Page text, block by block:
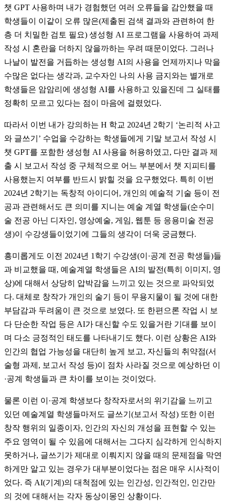
챗 GPT 사용하며 내가 경험했던 여러 오류들을 감안했을 때
학생들이 이같이 오류 많은(제출된 검색 결과와 관련하여 한
층 더 치밀한 검토 필요) 생성형 AI 프로그램을 사용하여 과제
작성 시 혼란을 더하지 않을까하는 우려 때문이었다. 그러나
나날이 발전을 거듭하는 생성형 AI의 사용을 언제까지나 막을
수많은 없다는 생각과, 교수자인 나의 사용 금지와는 별개로
학생들은 암암리에 생성형 AI를 사용하고 있을진데 그 실태를
정확히 모르고 있다는 점이 마음에 걸렸었다.
따라서 이번 내가 강의하는 H 학교 2024년 2학기 ‘논리적 사고
와 글쓰기’ 수업을 수강하는 학생들에게 기말 보고서 작성 시
챗 GPT를 포함한 생성형 AI 사용을 허용하였고, 다만 결과 제
출 시 보고서 작성 중 구체적으로 어느 부분에서 챗 지피티를
사용했는지 여부를 반드시 밝힐 것을 요구했었다. 특히 이번
2024년 2학기는 독창적 아이디어, 개인의 예술적 기술 등이 전
공과 관련해서도 큰 의미를 지니는 예술 계열 학생들(순수미
술 전공 아닌 디자인, 영상예술, 게임, 웹툰 등 응용미술 전공
생)이 수강생들이었기에 그들의 생각이 더욱 궁금했다.
흥미롭게도 이전 2024년 1학기 수강생(이·공계 전공 학생들)들
과 비교했을 때, 예술계열 학생들은 AI의 발전(특히 이미지, 영
상)에 대해서 상당히 압박감을 느끼고 있는 것으로 파악되었
다. 대체로 창작가 개인의 술기 등이 무용지물이 될 것에 대한
부담감과 두려움이 큰 것으로 보였다. 또 한편으론 작업 시 보
다 단순한 작업 등은 AI가 대신할 수도 있을거란 기대를 보이
며 다소 긍정적인 태도를 나타내기도 했다. 이런 상황은 AI와
인간의 협업 가능성을 대단히 높게 보고, 자신들의 취약점(서
술형 과제, 보고서 작성 등)이 점차 사라질 것으로 예상하던 이
·공계 학생들과 큰 차이를 보이는 것이었다.
물론 이런 이·공계 학생보다 창작자로서의 위기감을 느끼고
있던 예술계열 학생들마저도 글쓰기(보고서 작성) 또한 이런
창작 행위의 일종이자, 인간의 자신의 개성을 표현할 수 있는
주요 영역이 될 수 있음에 대해서는 그다지 심각하게 인식하지
못하거나, 글쓰기가 제대로 이뤄지지 않을 때의 문제점을 막연
하게만 알고 있는 경우가 대부분이었다는 점은 매우 시사적이
었다. 즉 AI(기계)의 대척점에 있는 인간성, 인간적인, 인간만
의 것에 대해서는 각자 동상이몽인 상황이다.